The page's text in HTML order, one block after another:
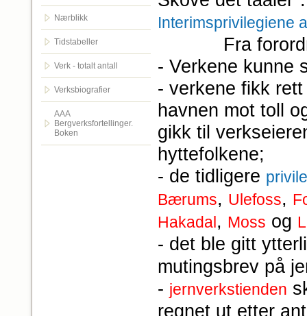
Nærblikk
Tidstabeller
Verk - totalt antall
Verksbiografier
AAA
Bergverksfortellinger.
Boken
Interimsprivilegiene
Fra
- Verkene kunne
- verkene fikk
havnen mot toll
gikk til
hyttefolkene;
- de tidligere
Bærums, Ulefoss,
Hakadal, Moss og
- det ble gitt
mutingsbrev på
- jernverkstienden
regnet ut etter